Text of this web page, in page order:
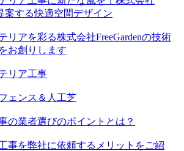
案する快適空間デザイン
リアを彩る株式会社FreeGardenの技術
お創りします
リア工事
ェンス＆人工芝
の業者選びのポイントとは？
事を弊社に依頼するメリットをご紹